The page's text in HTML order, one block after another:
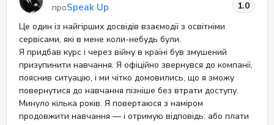
тепер намагається заробити вдруге на тій самій ситуації.
Жодної поваги до клієнта. Жодної лояльності. Жодного
бажання вирішити питання по-людськи. Якщо компанія
не здатна дотримуватись навіть прямих домовленостей
— це вже не питання сервісу, це питання довіри.
Категорично не рекомендую. Якщо не хочете опинитися
в ситуації, де ваші домовленості нічого не варті —
обходьте стороною.
проSpeak Up
1.0
Це один із найгірших досвідів взаємодії з освітніми
сервісами, які в мене коли-небудь були.
Я придбав курс і через війну в країні був змушений
призупинити навчання. Я офіційно звернувся до компанії,
пояснив ситуацію, і ми чітко домовились, що я зможу
повернутися до навчання пізніше без втрати доступу.
Минуло кілька років. Я повертаюся з наміром
продовжити навчання — і отримую відповідь: або плати